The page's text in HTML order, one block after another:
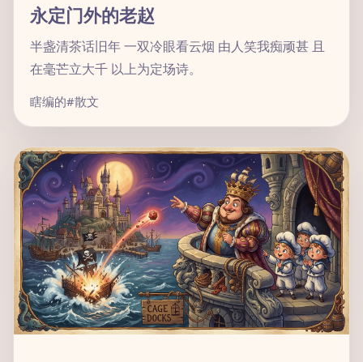
永定门外的老赵
半盏清茶话旧年 一双冷眼看云烟 由人笑我痴顽甚 且
在毫芒立大千 以上为定场诗。
瞎编的#散文